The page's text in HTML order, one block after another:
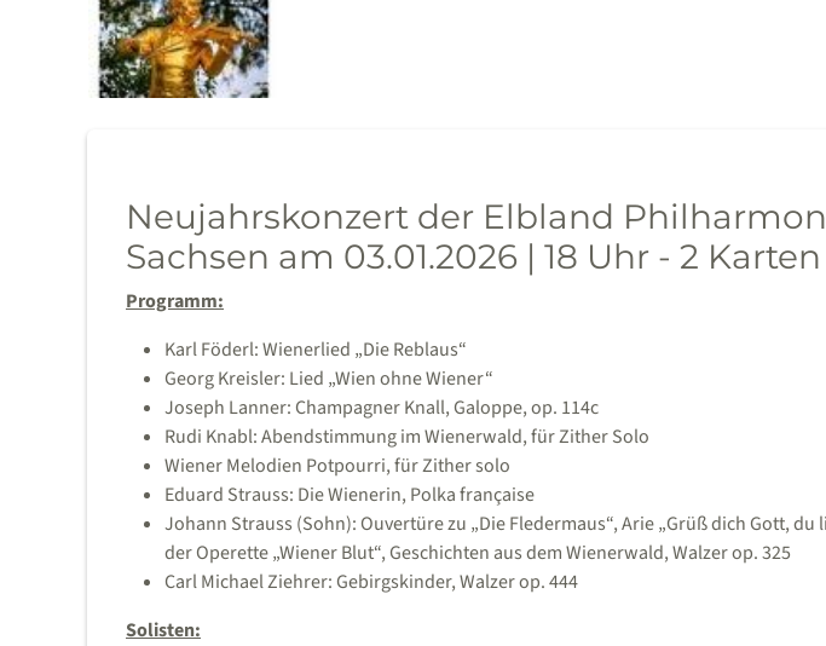
Neujahrskonzert der Elbland
Sachsen am 03.01.2026 | 18 Uhr - 2 Karten
Programm:
Karl Föderl: Wienerlied „Die Reblaus“
Georg Kreisler: Lied „Wien ohne Wiener“
Joseph Lanner: Champagner Knall, Galoppe, op. 114c
Rudi Knabl: Abendstimmung im Wienerwald, für Zither Solo
Wiener Melodien Potpourri, für Zither solo
Eduard Strauss: Die Wienerin, Polka française
Johann Strauss (Sohn): Ouvertüre zu „Die Fledermaus“, Arie „Grüß dich Gott, du
der Operette „Wiener Blut“, Geschichten aus dem Wienerwald, Walzer op. 325
Carl Michael Ziehrer: Gebirgskinder, Walzer op. 444
Solisten: